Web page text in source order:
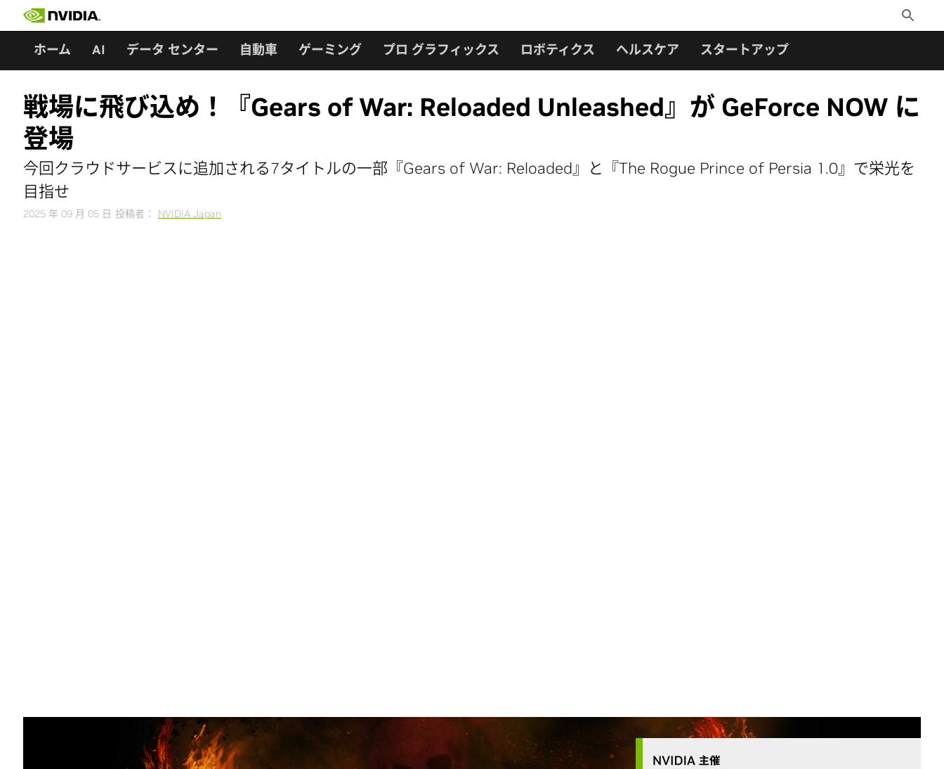
Toggle
Search
ホーム AI データ センター 自動車 ゲーミング プロ グラフィックス ロボティクス ヘルスケア スタートアップ
戦場に飛び込め！『Gears of War: Reloaded Unleashed』が GeForce NOW に
登場
今回クラウドサービスに追加される7タイトルの一部『Gears of War: Reloaded』と『The Rogue Prince of Persia 1.0』で栄光を
目指せ
2025 年 09 月 05 日 投稿者： NVIDIA Japan